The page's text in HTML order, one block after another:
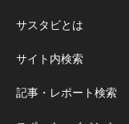
サスタビとは
サイト内検索
記事・レポート検索